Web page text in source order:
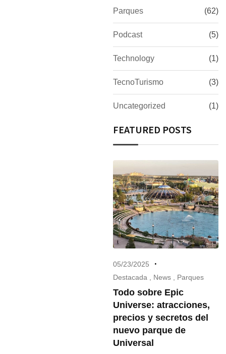
Parques (62)
Podcast (5)
Technology (1)
TecnoTurismo (3)
Uncategorized (1)
FEATURED POSTS
05/23/2025
Destacada , News , Parques
Todo sobre Epic
Universe: atracciones,
precios y secretos del
nuevo parque de
Universal